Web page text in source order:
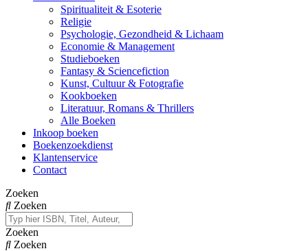
Spiritualiteit & Esoterie
Religie
Psychologie, Gezondheid & Lichaam
Economie & Management
Studieboeken
Fantasy & Sciencefiction
Kunst, Cultuur & Fotografie
Kookboeken
Literatuur, Romans & Thrillers
Alle Boeken
Inkoop boeken
Boekenzoekdienst
Klantenservice
Contact
Zoeken
Zoeken
Zoeken
Zoeken